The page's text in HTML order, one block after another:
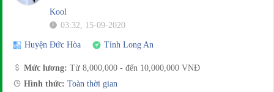
Kool
03:32, 15-09-2020
Huyện Đức Hòa Tỉnh Long An
Mức lương: Từ 8,000,000 - đến 10,000,000 VNĐ
Hình thức: Toàn thời gian